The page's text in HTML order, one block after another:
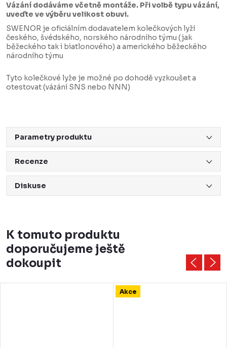
Vázání dodáváme včetně montáže. Při volbě typu vázání,
uveďte ve výběru velikost obuvi.
SWENOR je oficiálním dodavatelem kolečkových lyží
českého, švédského, norského národního týmu (jak
běžeckého tak i biatlonového) a amerického běžeckého
národního týmu
Tyto kolečkové lyže je možné po dohodě vyzkoušet a
otestovat (vázání SNS nebo NNN)
Parametry produktu
Recenze
Diskuse
K tomuto produktu
doporučujeme ještě
dokoupit
Akce